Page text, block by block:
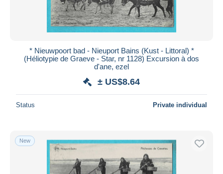
All durations
Closing in
From
Payment methods
PayPal
* Nieuwpoort bad - Nieuport Bains (Kust - Littoral) *
(Héliotypie de Graeve - Star, nr 1128) Excursion à dos
d'ane, ezel
± US$8.64
Status Private individual
New